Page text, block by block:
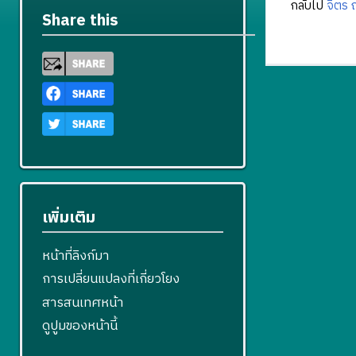
กลับไป จิตร
Share this
เพิ่มเติม
หน้าที่ลิงก์มา
การเปลี่ยนแปลงที่เกี่ยวโยง
สารสนเทศหน้า
ดูปูมของหน้านี้